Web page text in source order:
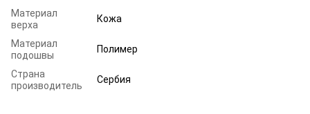
Материал
верха
Кожа
Материал
подошвы
Полимер
Страна
производитель
Сербия